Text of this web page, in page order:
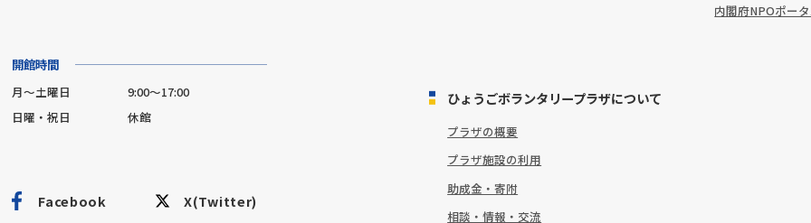
開館時間
月～土曜日
9:00～17:00
日曜・祝日
休館
Facebook X(Twitter)
内閣府NPOポー
ひょうごボランタリープラザについて
プラザの概要
プラザ施設の利用
助成金・寄附
相談・情報・交流